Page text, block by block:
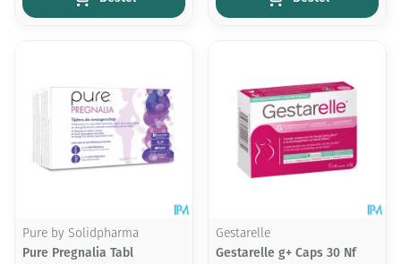
Pure by Solidpharma
Pure Pregnalia Tabl
Gestarelle
Gestarelle g+ Caps 30 Nf